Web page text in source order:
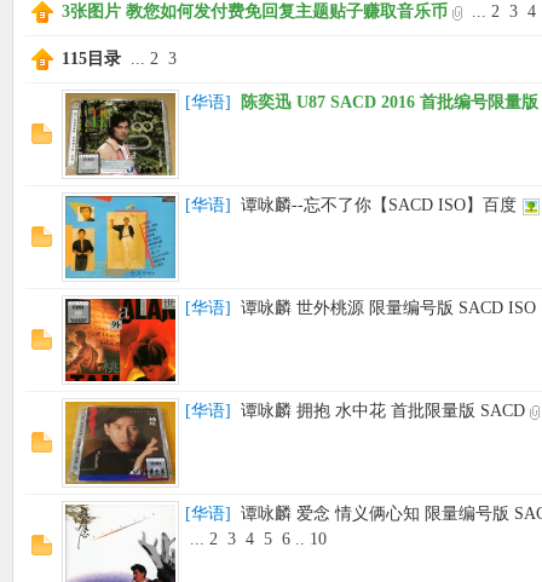
3张图片 教您如何发付费免回复主题贴子赚取音乐币 ... 2 3 4
115目录 ... 2 3
[华语] 陈奕迅 U87 SACD 2016 首批编号限量
[华语] 谭咏麟--忘不了你【SACD ISO】百度
[华语] 谭咏麟 世外桃源 限量编号版 SACD ISO
[华语] 谭咏麟 拥抱 水中花 首批限量版 SACD
[华语]
谭咏麟 爱念 情义俩心知 限量编号版
... 2 3 4 5 6 .. 10